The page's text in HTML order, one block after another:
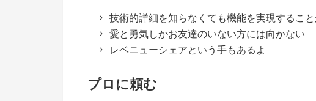
技術的詳細を知らなくても機能を実現するこ
愛と勇気しかお友達のいない方には向かない
レベニューシェアという手もあるよ
プロに頼む